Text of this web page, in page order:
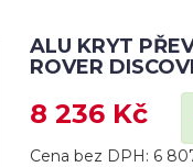
ALU KRYT
ROVER
8 236 Kč
Cena bez DPH: 6